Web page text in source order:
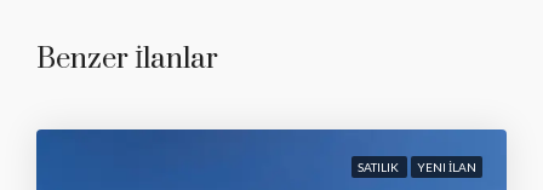
Benzer İlanlar
SATILIK YENI İLAN